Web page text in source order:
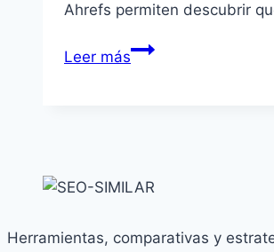
Ahrefs permiten descubrir
Leer másTipos
Herramientas, comparativas y